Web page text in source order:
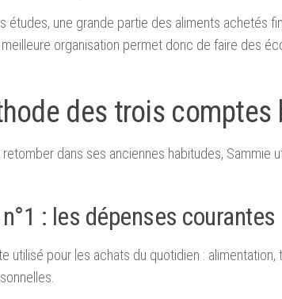
études, une grande partie des aliments achetés
organisation permet donc de faire des
des trois comptes
dans ses anciennes habitudes, Sammie
: les dépenses courantes
utilisé pour les achats du quotidien :